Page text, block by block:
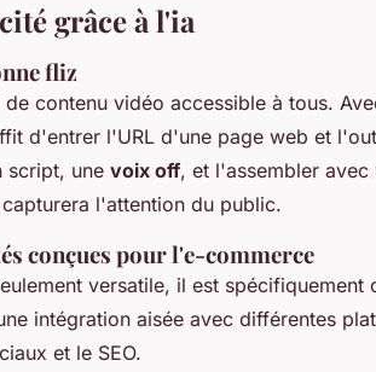
grâce à l'ia
fliz
contenu vidéo accessible à tous.
d'entrer l'URL d'une page web et
script, une voix off, et l'assembler
l'attention du public.
conçues pour l'e-commerce
versatile, il est
intégration aisée avec différentes
et le SEO.